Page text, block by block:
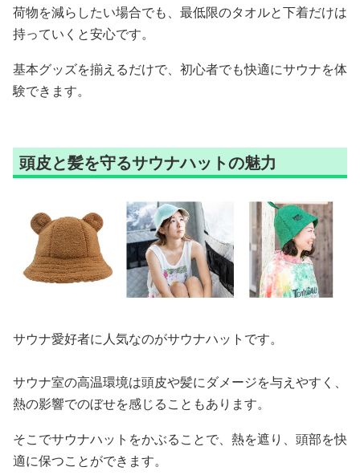
荷物を減らしたい場合でも、最低限のタオルと下着だけは
持っていくと安心です。
基本グッズを揃えるだけで、初心者でも快適にサウナを体
験できます。
頭皮と髪を守るサウナハットの魅力
サウナ愛好者に人気なのがサウナハットです。
サウナ室の高温環境は頭皮や髪にダメージを与えやすく、
熱の影響でのぼせを感じることもあります。
そこでサウナハットをかぶることで、熱を遮り、頭部を快
適に保つことができます。